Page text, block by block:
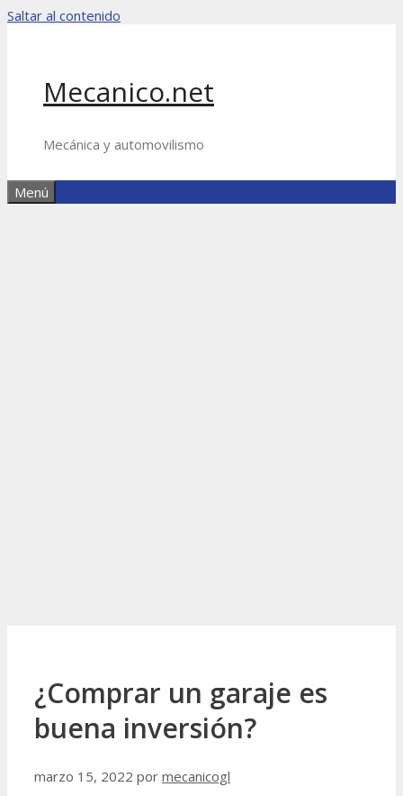
Saltar al contenido
Mecanico.net
Mecánica y automovilismo
Menú
¿Comprar un garaje es
buena inversión?
marzo 15, 2022 por mecanicogl